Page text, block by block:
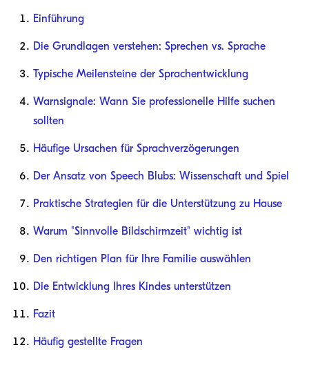
Einführung
Die Grundlagen verstehen: Sprechen vs. Sprache
Typische Meilensteine der Sprachentwicklung
Warnsignale: Wann Sie professionelle Hilfe suchen
sollten
Häufige Ursachen für Sprachverzögerungen
Der Ansatz von Speech Blubs: Wissenschaft und Spiel
Praktische Strategien für die Unterstützung zu Hause
Warum "Sinnvolle Bildschirmzeit" wichtig ist
Den richtigen Plan für Ihre Familie auswählen
Die Entwicklung Ihres Kindes unterstützen
Fazit
Häufig gestellte Fragen